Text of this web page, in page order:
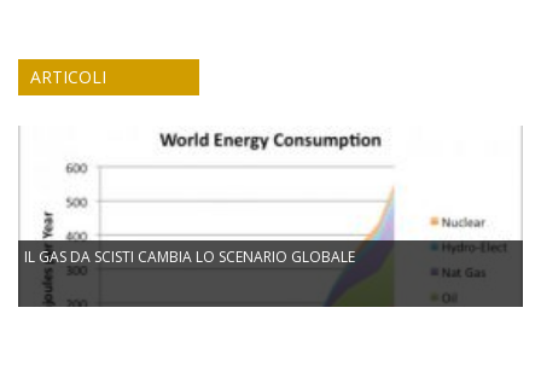
ARTICOLI
IL GAS DA SCISTI CAMBIA LO SCENARIO GLOBALE